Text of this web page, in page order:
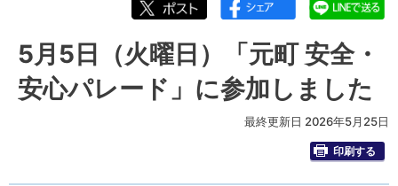
フォトダイアリー 2026年度
フォトダイアリー 2026年5月
5月5日（火曜日）「元町 安全・安心パレード」に参加しまし
た
5月5日（火曜日）「元町 安全・
安心パレード」に参加しました
最終更新日 2026年5月25日
印刷する